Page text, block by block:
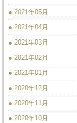
● 2021年05月
● 2021年04月
● 2021年03月
● 2021年02月
● 2021年01月
● 2020年12月
● 2020年11月
● 2020年10月